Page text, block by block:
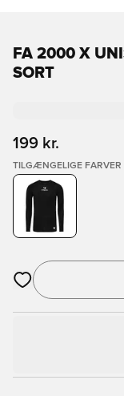
FA 2000 X
SORT
199 kr.
TILGÆNGELIGE FARVER
Åbner en Modal til